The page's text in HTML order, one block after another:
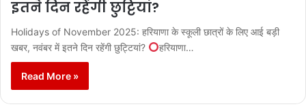
इतने दिन रहेंगी छुट्टियां?
Holidays of November 2025: हरियाणा के स्कूली छात्रों के लिए आई बड़ी
खबर, नवंबर में इतने दिन रहेंगी छुट्टियां?
हरियाणा…
Read More »